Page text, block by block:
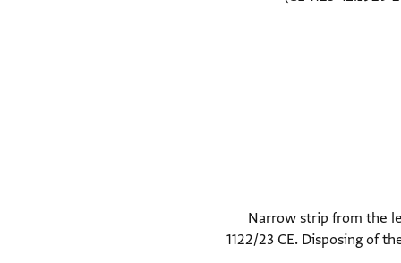
Narrow strip from the
1122/23 CE. Disposing of